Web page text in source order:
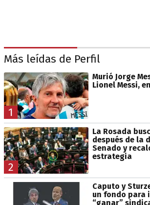
Más leídas de Perfil
1
Murió Jorge
Lionel Messi,
2
La Rosada
después de la
Senado y
estrategia
Caputo y
un fondo para
“ganar”